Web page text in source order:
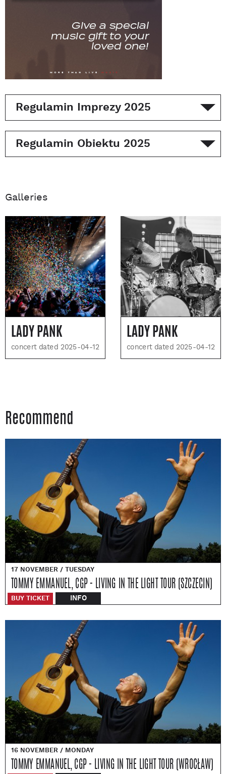
Regulamin Imprezy 2025
Regulamin Obiektu 2025
Galleries
LADY PANK
concert dated 2025-04-12
LADY PANK
concert dated 2025-04-12
Recommend
17 NOVEMBER / TUESDAY
TOMMY EMMANUEL, CGP - LIVING IN THE LIGHT TOUR (SZCZECIN)
BUY TICKET INFO
16 NOVEMBER / MONDAY
TOMMY EMMANUEL, CGP - LIVING IN THE LIGHT TOUR (WROCŁAW)